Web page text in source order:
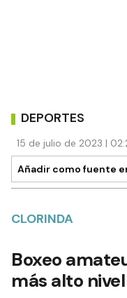
DEPORTES
15 de julio de 2023 |
Añadir como fuente
CLORINDA
Boxeo
más alto nivel